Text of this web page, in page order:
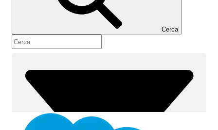
Sommario
Cerca